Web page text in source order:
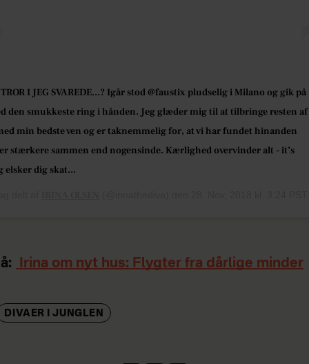
I JEG SVAREDE...? Igår stod @faustix pludselig i Milano og gik på
den smukkeste ring i hånden. Jeg glæder mig til at tilbringe resten af
min bedste ven og er taknemmelig for, at vi har fundet hinanden
stærkere sammen end nogensinde. Kærlighed overvinder alt - it’s
elsker dig skat...
Irina om nyt hus: Flygter fra dårlige minder
DIVAER I JUNGLEN